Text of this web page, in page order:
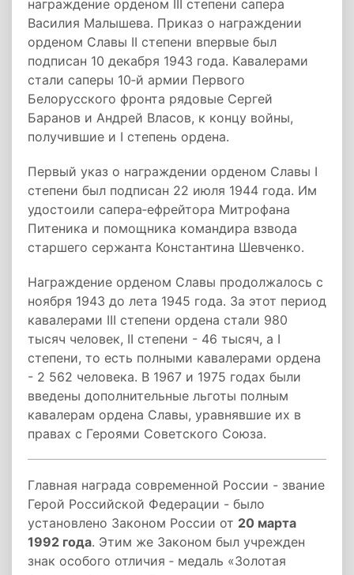
награждение орденом III степени сапера
Василия Малышева. Приказ о награждении
орденом Славы II степени впервые был
подписан 10 декабря 1943 года. Кавалерами
стали саперы 10‑й армии Первого
Белорусского фронта рядовые Сергей
Баранов и Андрей Власов, к концу войны,
получившие и I степень ордена.
Первый указ о награждении орденом Славы I
степени был подписан 22 июля 1944 года. Им
удостоили сапера‑ефрейтора Митрофана
Питеника и помощника командира взвода
старшего сержанта Константина Шевченко.
Награждение орденом Славы продолжалось с
ноября 1943 до лета 1945 года. За этот период
кавалерами III степени ордена стали 980
тысяч человек, II степени - 46 тысяч, а I
степени, то есть полными кавалерами ордена
- 2 562 человека. В 1967 и 1975 годах были
введены дополнительные льготы полным
кавалерам ордена Славы, уравнявшие их в
правах с Героями Советского Союза.
Главная награда современной России - звание
Герой Российской Федерации - было
установлено Законом России от 20 марта
1992 года. Этим же Законом был учрежден
знак особого отличия ‑ медаль «Золотая